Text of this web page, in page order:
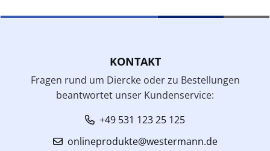
KONTAKT
Fragen rund um Diercke oder zu Bestellungen
beantwortet unser Kundenservice:
+49 531 123 25 125
onlineprodukte@westermann.de